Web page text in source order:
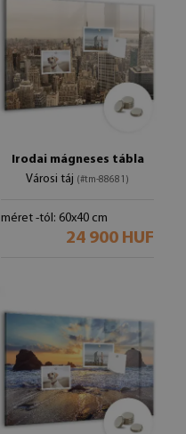
Irodai mágneses tábla
Városi táj (#tm-88681)
méret -tól: 60x40 cm
24 900 HUF